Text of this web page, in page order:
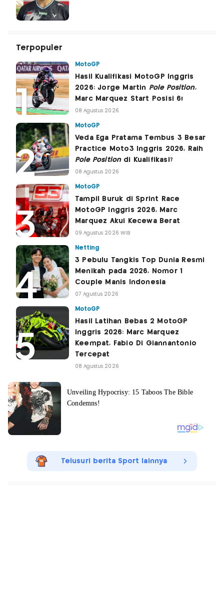
Terpopuler
MotoGP
Hasil Kualifikasi MotoGP Inggris
2026: Jorge Martin Pole Position,
Marc Marquez Start Posisi 6!
08 Agustus 2026
MotoGP
Veda Ega Pratama Tembus 3 Besar
Practice Moto3 Inggris 2026, Raih
Pole Positiondi Kualifikasi?
08 Agustus 2026
MotoGP
Tampil Buruk di Sprint Race
MotoGP Inggris 2026, Marc
Marquez Akui Kecewa Berat
09 Agustus 2026 WIB
Netting
3 Pebulu Tangkis Top Dunia Resmi
Menikah pada 2026, Nomor 1
Couple Manis Indonesia
07 Agustus 2026
MotoGP
Hasil Latihan Bebas 2 MotoGP
Inggris 2026: Marc Marquez
Keempat, Fabio Di Giannantonio
Tercepat
08 Agustus 2026
Telusuri berita Sport lainnya